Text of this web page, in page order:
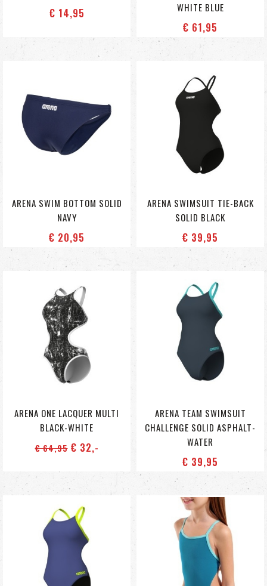
€ 14,95
WHITE BLUE
€ 61,95
ARENA SWIM BOTTOM SOLID
NAVY
€ 20,95
ARENA SWIMSUIT TIE-BACK
SOLID BLACK
€ 39,95
ARENA ONE LACQUER MULTI
BLACK-WHITE
€ 64,95€ 32,-
ARENA TEAM SWIMSUIT
CHALLENGE SOLID ASPHALT-
WATER
€ 39,95